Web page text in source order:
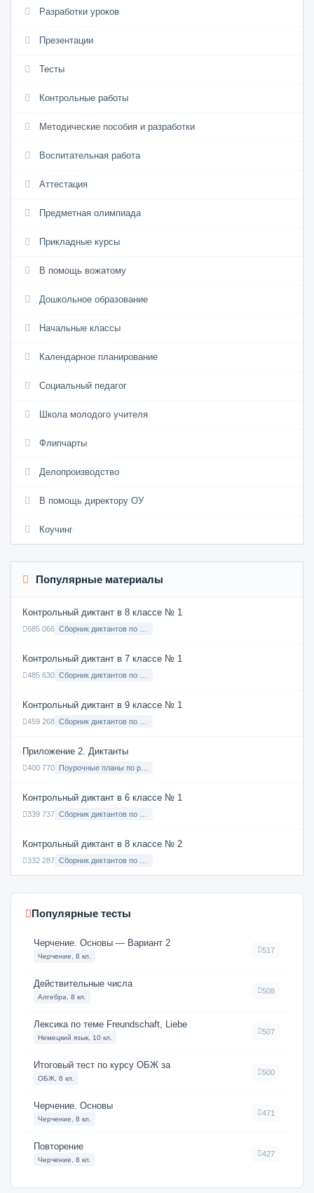
Разработки уроков
Презентации
Тесты
Контрольные работы
Методические пособия и разработки
Воспитательная работа
Аттестация
Предметная олимпиада
Прикладные курсы
В помощь вожатому
Дошкольное образование
Начальные классы
Календарное планирование
Социальный педагог
Школа молодого учителя
Флипчарты
Делопроизводство
В помощь директору ОУ
Коучинг
Популярные материалы
Контрольный диктант в 8 классе № 1
685 066
Контрольный диктант в 7 классе № 1
485 630
Контрольный диктант в 9 классе № 1
459 268
Приложение 2. Диктанты
400 770
Контрольный диктант в 6 классе № 1
339 737
Контрольный диктант в 8 классе № 2
332 287
Популярные тесты
Черчение. Основы — Вариант 2
Черчение, 8 кл.
517
Действительные числа
Алгебра, 8 кл.
508
Лексика по теме Freundschaft, Liebe
Немецкий язык, 10 кл.
507
Итоговый тест по курсу ОБЖ за
ОБЖ, 6 кл.
500
Черчение. Основы
Черчение, 8 кл.
471
Повторение
Черчение, 8 кл.
427